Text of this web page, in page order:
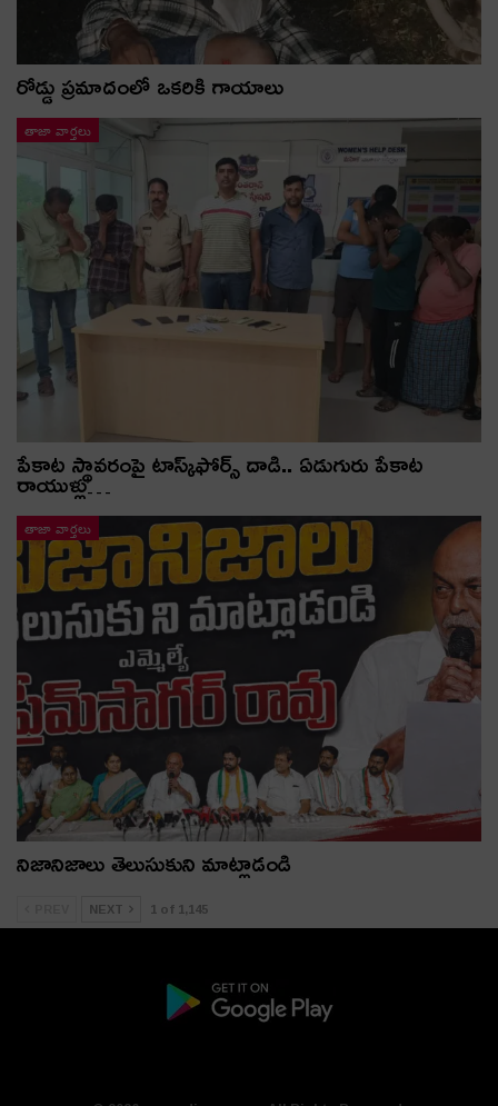
రోడ్డు ప్రమాదంలో ఒకరికి గాయాలు
తాజా వార్తలు
పేకాట స్థావరంపై టాస్క్‌ఫోర్స్ దాడి.. ఏడుగురు పేకాట
రాయుళ్లు…
తాజా వార్తలు
నిజానిజాలు తెలుసుకుని మాట్లాడండి
NEXT 1 of 1,145